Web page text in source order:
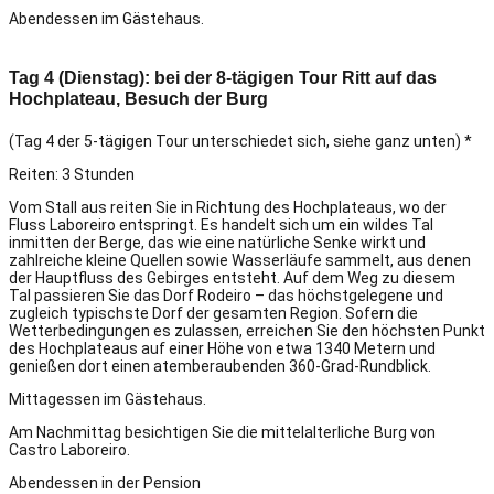
Abendessen im Gästehaus.
Tag 4 (Dienstag): bei der 8-tägigen Tour Ritt auf das
Hochplateau, Besuch der Burg
(Tag 4 der 5-tägigen Tour unterschiedet sich, siehe ganz unten) *
Reiten: 3 Stunden
Vom Stall aus reiten Sie in Richtung des Hochplateaus, wo der
Fluss Laboreiro entspringt. Es handelt sich um ein wildes Tal
inmitten der Berge, das wie eine natürliche Senke wirkt und
zahlreiche kleine Quellen sowie Wasserläufe sammelt, aus denen
der Hauptfluss des Gebirges entsteht. Auf dem Weg zu diesem
Tal passieren Sie das Dorf Rodeiro – das höchstgelegene und
zugleich typischste Dorf der gesamten Region. Sofern die
Wetterbedingungen es zulassen, erreichen Sie den höchsten Punkt
des Hochplateaus auf einer Höhe von etwa 1340 Metern und
genießen dort einen atemberaubenden 360-Grad-Rundblick.
Mittagessen im Gästehaus.
Am Nachmittag besichtigen Sie die mittelalterliche Burg von
Castro Laboreiro.
Abendessen in der Pension